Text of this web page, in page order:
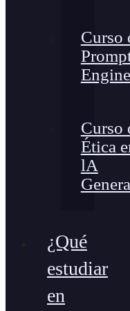
Curso
Curso
Ética
lA
¿Qué
estudiar
en